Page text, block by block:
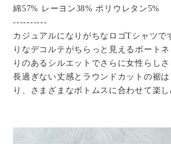
綿57% レーヨン38% ポリウレタン5%
----------
カジュアルになりがちなロゴTシャツで
りなデコルテがちらっと見えるボート
りのあるシルエットでさらに女性らしさ
長過ぎない丈感とラウンドカットの裾
り、さまざまなボトムスに合わせて楽し